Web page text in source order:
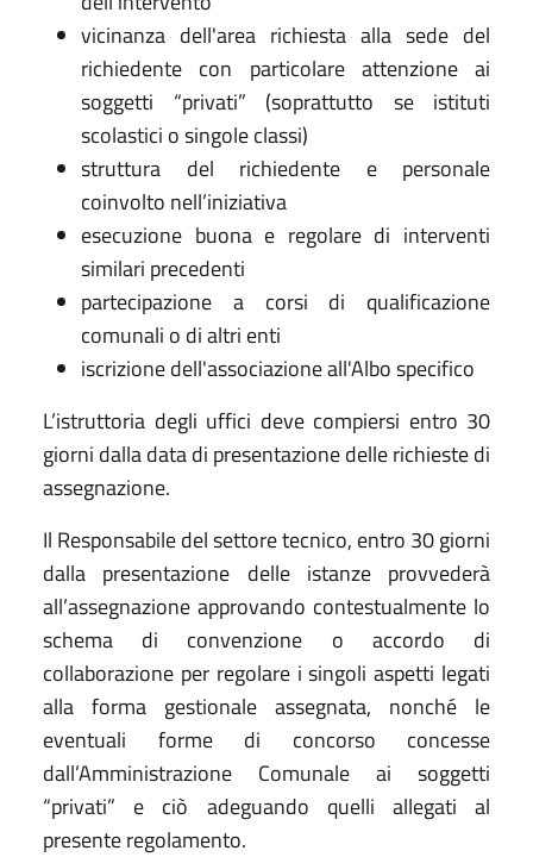
vicinanza dell'area richiesta alla sede del
richiedente con particolare attenzione ai
soggetti “privati” (soprattutto se istituti
scolastici o singole classi)
struttura del richiedente e personale
coinvolto nell’iniziativa
esecuzione buona e regolare di interventi
similari precedenti
partecipazione a corsi di qualificazione
comunali o di altri enti
iscrizione dell'associazione all'Albo specifico
L’istruttoria degli uffici deve compiersi entro 30
giorni dalla data di presentazione delle richieste di
assegnazione.
Il Responsabile del settore tecnico, entro 30 giorni
dalla presentazione delle istanze provvederà
all’assegnazione approvando contestualmente lo
schema di convenzione o accordo di
collaborazione per regolare i singoli aspetti legati
alla forma gestionale assegnata, nonché le
eventuali forme di concorso concesse
dall’Amministrazione Comunale ai soggetti
“privati” e ciò adeguando quelli allegati al
presente regolamento.